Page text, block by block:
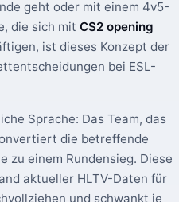
geht oder mit einem 4v5-
die sich mit CS2 opening
ist dieses Konzept der
bei ESL-
Sprache: Das Team, das
die betreffende
zu einem Rundensieg. Diese
aktueller HLTV-Daten für
und schwankt je